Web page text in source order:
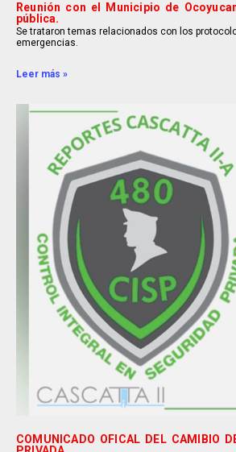
Reunión con el Municipio de
pública.
Se trataron temas relacionados con los
emergencias.
Leer más »
COMUNICADO OFICAL DEL CAMIBIO